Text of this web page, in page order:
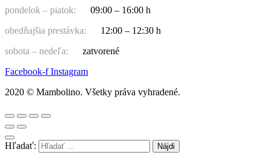
pondelok – piatok:
09:00 – 16:00 h
obedňajšia prestávka:
12:00 – 12:30 h
sobota – nedeľa:
zatvorené
Facebook-f Instagram
2020 © Mambolino. Všetky práva vyhradené.
Hľadať: